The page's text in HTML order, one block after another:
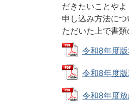
だきたいことや
申し込み方法につ
ただいた上で書類
令和8年度
令和8年度
令和8年度